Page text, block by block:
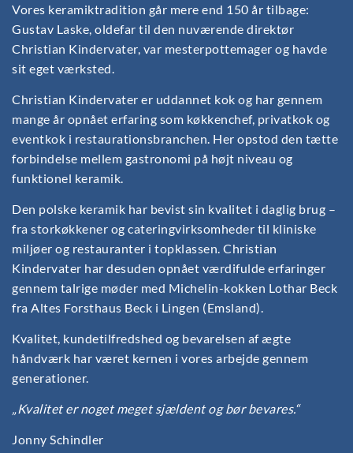
Vores keramiktradition går mere end 150 år tilbage:
Gustav Laske, oldefar til den nuværende direktør
Christian Kindervater, var mesterpottemager og havde
sit eget værksted.
Christian Kindervater er uddannet kok og har gennem
mange år opnået erfaring som køkkenchef, privatkok og
eventkok i restaurationsbranchen. Her opstod den tætte
forbindelse mellem gastronomi på højt niveau og
funktionel keramik.
Den polske keramik har bevist sin kvalitet i daglig brug –
fra storkøkkener og cateringvirksomheder til kliniske
miljøer og restauranter i topklassen. Christian
Kindervater har desuden opnået værdifulde erfaringer
gennem talrige møder med Michelin-kokken Lothar Beck
fra Altes Forsthaus Beck i Lingen (Emsland).
Kvalitet, kundetilfredshed og bevarelsen af ægte
håndværk har været kernen i vores arbejde gennem
generationer.
„Kvalitet er noget meget sjældent og bør bevares.“
Jonny Schindler